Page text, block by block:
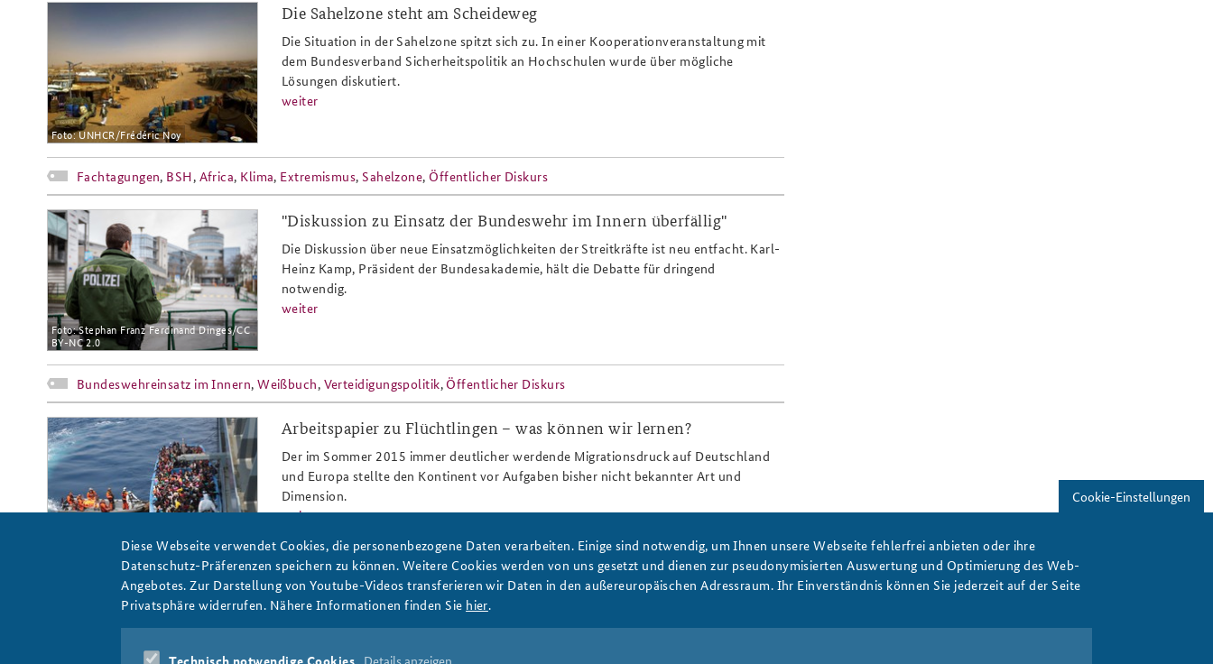
sahel_bsh_slider.jpg
Foto: UNHCR/Frédéric Noy
Die Sahelzone steht am Scheideweg
Die Situation in der Sahelzone spitzt sich zu. In einer Kooperationveranstaltung mit
dem Bundesverband Sicherheitspolitik an Hochschulen wurde über mögliche
Lösungen diskutiert.
weiter
Fachtagungen, BSH, Africa, Klima, Extremismus, Sahelzone, Öffentlicher Diskurs
bw_im_inner_slider.jpg
Foto: Stephan Franz Ferdinand Dinges/CC
BY-NC 2.0
"Diskussion zu Einsatz der Bundeswehr im Innern überfällig"
Die Diskussion über neue Einsatzmöglichkeiten der Streitkräfte ist neu entfacht. Karl-
Heinz Kamp, Präsident der Bundesakademie, hält die Debatte für dringend
notwendig.
weiter
Bundeswehreinsatz im Innern,Weißbuch, Verteidigungspolitik, Öffentlicher Diskurs
image_original.jpg
Bundeswehr/Gottschalk
Arbeitspapier zu Flüchtlingen – was können wir lernen?
Der im Sommer 2015 immer deutlicher werdende Migrationsdruck auf Deutschland
und Europa stellte den Kontinent vor Aufgaben bisher nicht bekannter Art und
Dimension.
weiter
Arbeitspapiere Sicherheitspolitik,Innere Sicherheit,Migration,Öffentlicher Diskurs
« first
Cookie-Einstellungen
Diese Webseite verwendet Cookies, die personenbezogene Daten verarbeiten. Einige sind notwendig, um Ihnen unsere Webseite fehlerfrei anbieten oder ihre
Datenschutz-Präferenzen speichern zu können. Weitere Cookies werden von uns gesetzt und dienen zur pseudonymisierten Auswertung und Optimierung des Web-
Angebotes. Zur Darstellung von Youtube-Videos transferieren wir Daten in den außereuropäischen Adressraum. Ihr Einverständnis können Sie jederzeit auf der Seite
Privatsphäre widerrufen. Nähere Informationen finden Sie hier.
Technisch notwendige Cookies Details anzeigen